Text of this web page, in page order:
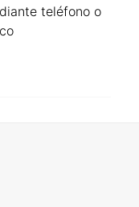
teléfono o